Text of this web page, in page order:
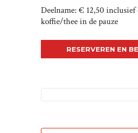
Deelname: € 12,50 inclusief
koffie/thee in de pauze
RESERVEREN EN